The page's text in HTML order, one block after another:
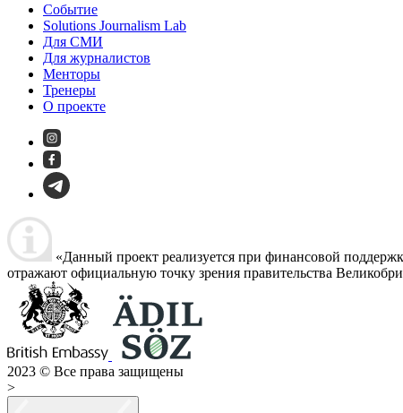
Событие
Solutions Journalism Lab
Для СМИ
Для журналистов
Менторы
Тренеры
О проекте
«Данный проект реализуется при финансовой
отражают официальную точку зрения правительства
2023 © Все права защищены
>